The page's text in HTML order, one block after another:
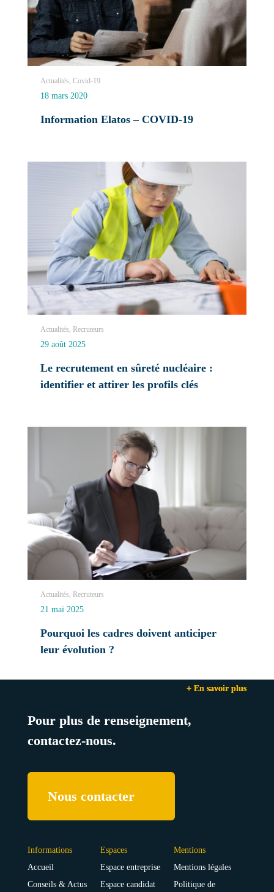
Actualités, Covid-19
18 mars 2020
Information Elatos – COVID-19
+ En savoir plus
Actualités, Recruteurs
29 août 2025
Le recrutement en sûreté nucléaire :
identifier et attirer les profils clés
+ En savoir plus
Actualités, Recruteurs
21 mai 2025
Pourquoi les cadres doivent anticiper
leur évolution ?
+ En savoir plus
Pour plus de renseignement,
contactez-nous.
Nous contacter
Informations
Accueil
Conseils & Actus
Espaces
Espace entreprise
Espace candidat
Mentions
Mentions légales
Politique de